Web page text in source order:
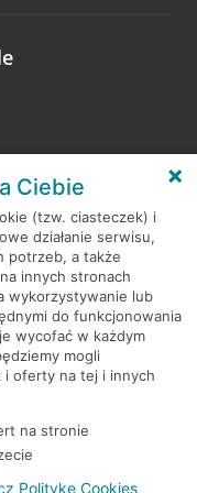
Ciebie
(tzw. ciasteczek) i
działanie serwisu,
potrzeb, a także
innych stronach
wykorzystywanie lub
do funkcjonowania
wycofać w każdym
mogli
i oferty na tej i innych
na stronie
Politykę Cookies